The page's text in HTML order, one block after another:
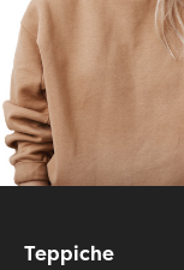
Teppiche